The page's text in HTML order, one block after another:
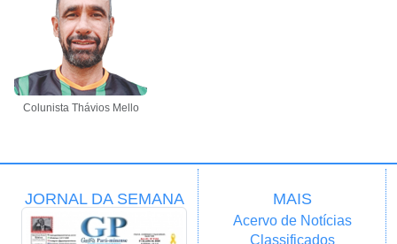
Colunista Thávios Mello
JORNAL DA SEMANA MAIS
Acervo de Notícias
Classificados